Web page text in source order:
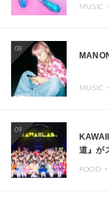
MUSIC
08
MUSIC
09
道』が
FOOD ・